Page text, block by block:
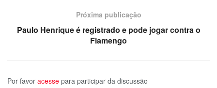
Próxima publicação
Paulo Henrique é registrado e pode jogar contra o
Flamengo
Por favor acesse para participar da discussão